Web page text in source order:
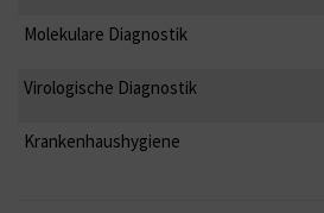
Molekulare Diagnostik
Virologische Diagnostik
Krankenhaushygiene